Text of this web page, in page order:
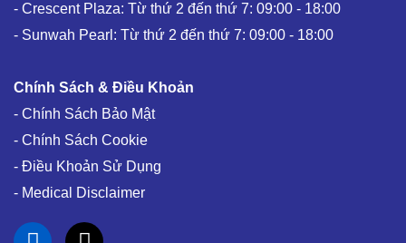
- Crescent Plaza: Từ thứ 2 đến thứ 7: 09:00 - 18:00
- Sunwah Pearl: Từ thứ 2 đến thứ 7: 09:00 - 18:00
Chính Sách & Điều Khoản
- Chính Sách Bảo Mật
- Chính Sách Cookie
- Điều Khoản Sử Dụng
- Medical Disclaimer